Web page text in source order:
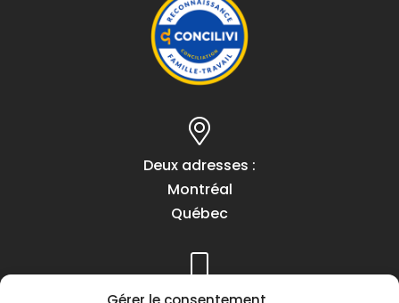
Deux adresses :
Montréal
Québec